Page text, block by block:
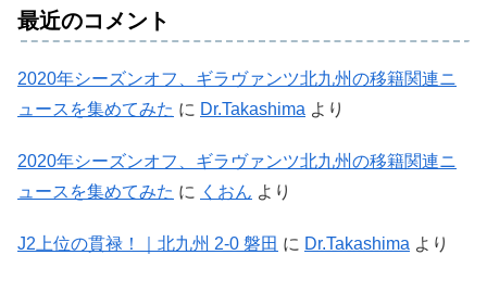
最近のコメント
2020年シーズンオフ、ギラヴァンツ北九州の移籍関連ニ
ュースを集めてみた に Dr.Takashima より
2020年シーズンオフ、ギラヴァンツ北九州の移籍関連ニ
ュースを集めてみた に くおん より
J2上位の貫禄！｜北九州 2-0 磐田 に Dr.Takashima より